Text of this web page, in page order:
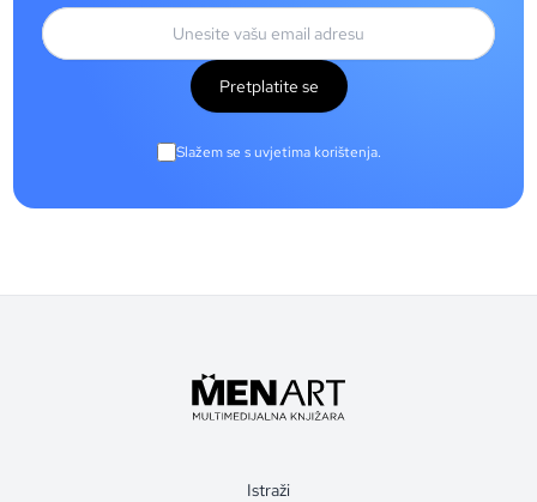
Pretplatite se
Slažem se s uvjetima korištenja.
Istraži